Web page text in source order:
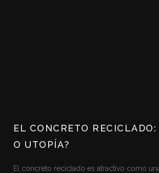
EL CONCRETO RECICLADO:
O UTOPÍA?
El concreto reciclado es atractivo como